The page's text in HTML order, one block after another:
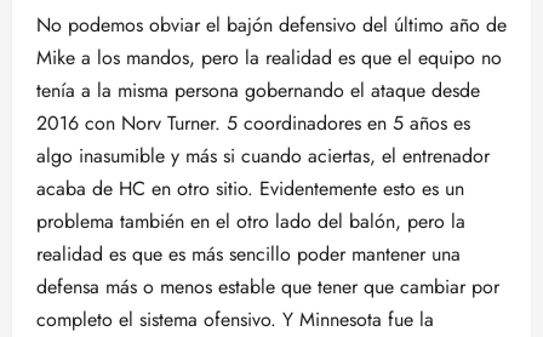
No podemos obviar el bajón defensivo del último año de
Mike a los mandos, pero la realidad es que el equipo no
tenía a la misma persona gobernando el ataque desde
2016 con Norv Turner. 5 coordinadores en 5 años es
algo inasumible y más si cuando aciertas, el entrenador
acaba de HC en otro sitio. Evidentemente esto es un
problema también en el otro lado del balón, pero la
realidad es que es más sencillo poder mantener una
defensa más o menos estable que tener que cambiar por
completo el sistema ofensivo. Y Minnesota fue la